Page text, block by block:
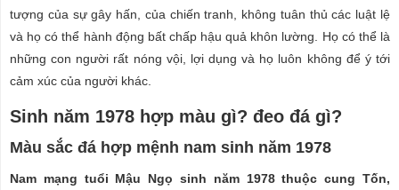
tượng của sự gây hấn, của chiến tranh, không tuân thủ các luật lệ
và họ có thể hành động bất chấp hậu quả khôn lường. Họ có thể là
những con người rất nóng vội, lợi dụng và họ luôn không để ý tới
cảm xúc của người khác.
Sinh năm 1978 hợp màu gì? đeo đá gì?
Màu sắc đá hợp mệnh nam sinh năm 1978
Nam mạng tuổi Mậu Ngọ sinh năm 1978 thuộc cung Tốn,